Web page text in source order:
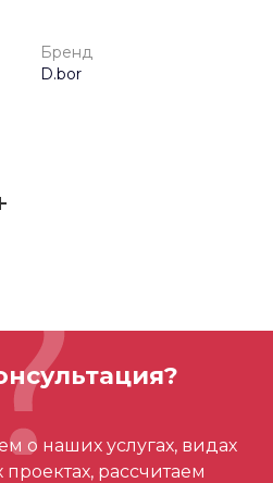
Бренд
D.bor
0.2833 кг
– ваш может стать
о наших услугах, видах
рассчитаем